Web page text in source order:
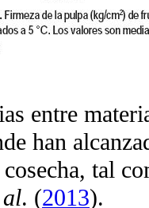
entre
han
tal
. (2013).